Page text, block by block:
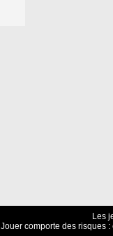
Les
Jouer comporte des risques